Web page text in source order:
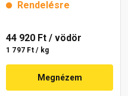
Rendelésre
44 920 Ft / vödör
1 797 Ft / kg
Megnézem